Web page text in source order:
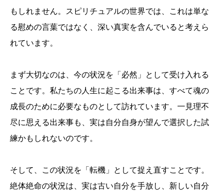
もしれません。スピリチュアルの世界では、これは単な
る慰めの言葉ではなく、深い真実を含んでいると考えら
れています。
まず大切なのは、今の状況を「必然」として受け入れる
ことです。私たちの人生に起こる出来事は、すべて魂の
成長のために必要なものとして訪れています。一見理不
尽に思える出来事も、実は自分自身が望んで選択した試
練かもしれないのです。
そして、この状況を「転機」として捉え直すことです。
絶体絶命の状況は、実は古い自分を手放し、新しい自分